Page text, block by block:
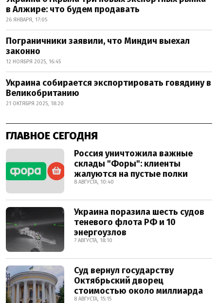
в Алжире: что будем продавать
26 ЯНВАРЯ, 17:05
Пограничники заявили, что Миндич выехал
законно
12 НОЯБРЯ 2025, 16:45
Украина собирается экспортировать говядину в
Великобританию
21 ОКТЯБРЯ 2025, 18:20
ГЛАВНОЕ СЕГОДНЯ
Россия уничтожила важные
склады "Форы": клиенты
жалуются на пустые полки
8 АВГУСТА, 10:40
Украина поразила шесть судов
теневого флота РФ и 10
энергоузлов
7 АВГУСТА, 18:10
Суд вернул государству
Октябрьский дворец
стоимостью около миллиарда
8 АВГУСТА, 15:15